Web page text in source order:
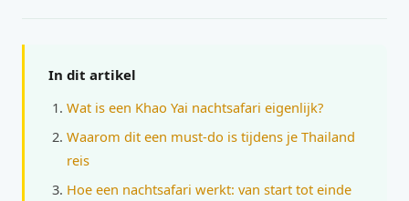
In dit artikel
Wat is een Khao Yai nachtsafari eigenlijk?
Waarom dit een must-do is tijdens je Thailand
reis
Hoe een nachtsafari werkt: van start tot einde